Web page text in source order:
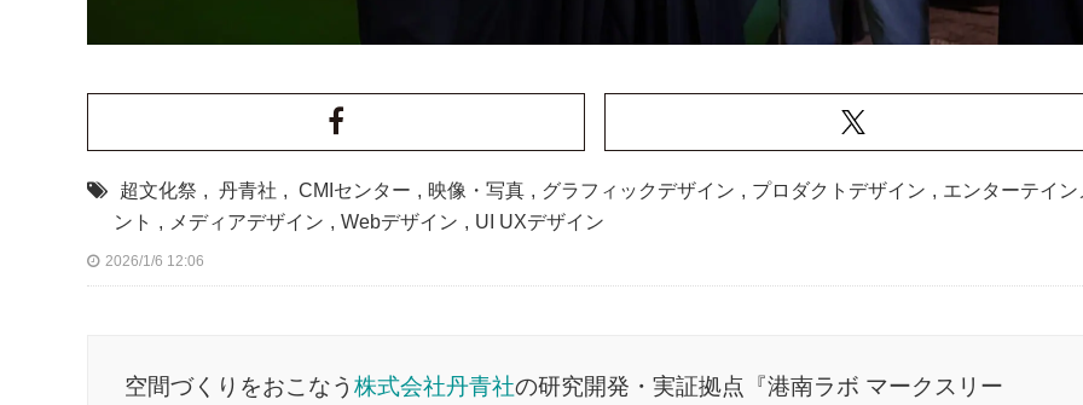
超文化祭 , 丹青社 , CMIセンター , 映像・写真 , グラフィックデザイン , プロダクトデザイン , エンターテイン
ント , メディアデザイン , Webデザイン , UI UXデザイン
2026/1/6 12:06
空間づくりをおこなう 株式会社丹青社の研究開発・実証拠点『港南ラボ マークスリー